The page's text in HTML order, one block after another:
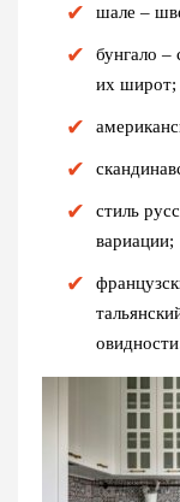
шале –
бунгало –
их широт;
стиль
вариации;